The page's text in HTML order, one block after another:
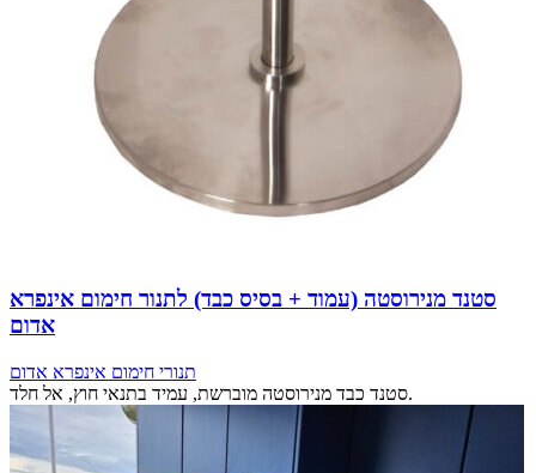
סטנד מנירוסטה (עמוד + בסיס כבד) לתנור חימום אינפרא
אדום
תנורי חימום אינפרא אדום
סטנד כבד מנירוסטה מוברשת, עמיד בתנאי חוץ, אל חלד.